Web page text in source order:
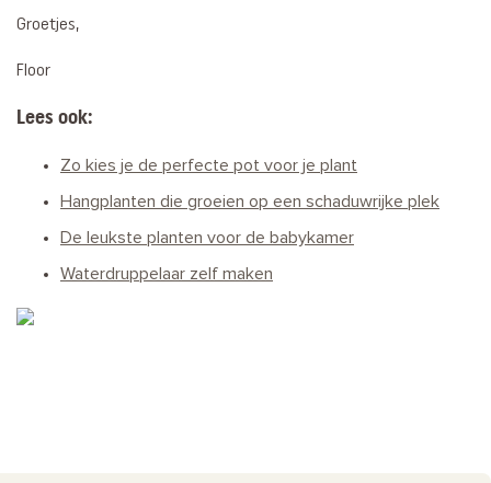
Groetjes,
Floor
Lees ook:
Zo kies je de perfecte pot voor je plant
Hangplanten die groeien op een schaduwrijke plek
De leukste planten voor de babykamer
Waterdruppelaar zelf maken